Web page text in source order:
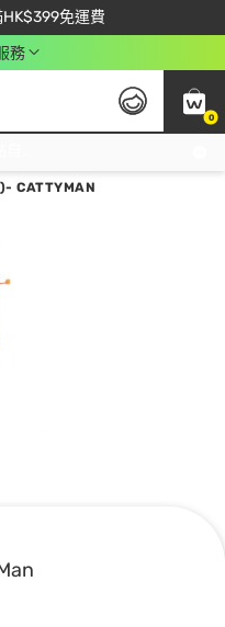
免運費
盡享獨家優惠
入 NEWAPP 即減$50
務
0
CATTYMAN